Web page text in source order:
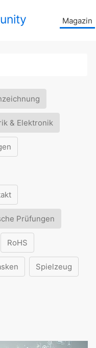
Magazin
& Elektronik
Prüfungen
RoHS
Spielzeug